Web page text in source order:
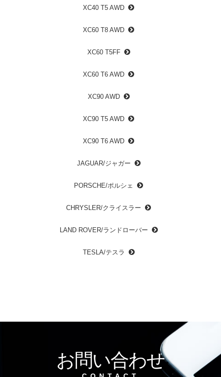
XC40 T5 AWD
XC60 T8 AWD
XC60 T5FF
XC60 T6 AWD
XC90 AWD
XC90 T5 AWD
XC90 T6 AWD
JAGUAR/ジャガー
PORSCHE/ポルシェ
CHRYSLER/クライスラー
LAND ROVER/ランドローバー
TESLA/テスラ
お問い合わせ